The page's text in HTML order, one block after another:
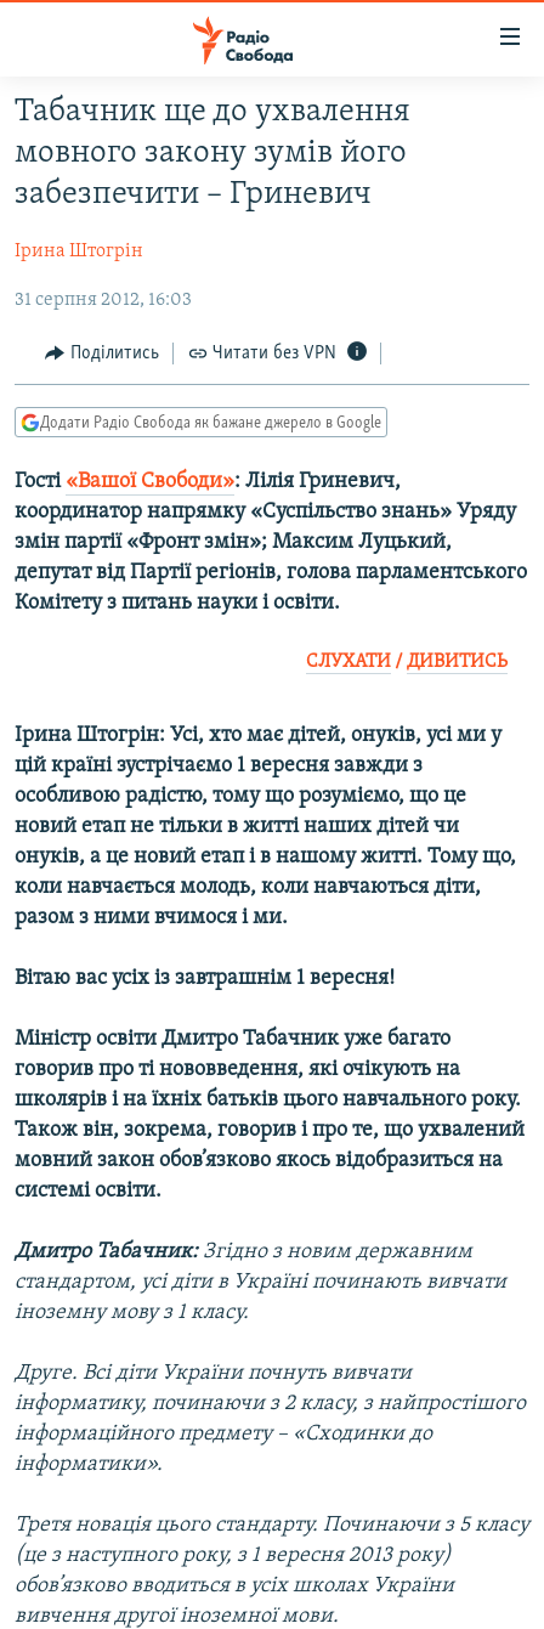
Перейти
до
основного
матеріалу
до
навігації
Перейти
РАДІО СВОБОДА – 70 РОКІВ
ВСЕ ЗА ДОБУ
ПОЛІТИКА
ЕКОНОМІКА
СУСПІЛЬСТВО
СПОРТ
УКРАЇНА
СВІТ
ВІЙНА
РОСІЙСЬКА «ФІЛЬТРАЦІЯ»
ДОНБАС.РЕАЛІЇ
КРИМ.РЕАЛІЇ
ТИ ЯК?
СХЕМИ
КИТАЙ.ВИКЛИКИ
МУЛЬТИМЕДІА
ФОТО
КРИМ РЕАЛІЇ
РУС
УКР
КТАТ
Усі сайти RFE/RL
Табачник ще до ухвалення
мовного закону зумів його
забезпечити – Гриневич
Ірина Штогрін
31 серпня 2012, 16:03
Поділитись Читати без VPN
Додати Радіо Свобода як бажане джерело в Google
Гості «Вашої Свободи»: Лілія Гриневич,
координатор напрямку «Суспільство знань» Уряду
змін партії «Фронт змін»; Максим Луцький,
депутат від Партії регіонів, голова парламентського
Комітету з питань науки і освіти.
СЛУХАТИ / ДИВИТИСЬ
Ірина Штогрін: Усі, хто має дітей, онуків, усі ми у
цій країні зустрічаємо 1 вересня завжди з
особливою радістю, тому що розуміємо, що це
новий етап не тільки в житті наших дітей чи
онуків, а це новий етап і в нашому житті. Тому що,
коли навчається молодь, коли навчаються діти,
разом з ними вчимося і ми.
Вітаю вас усіх із завтрашнім 1 вересня!
Міністр освіти Дмитро Табачник уже багато
говорив про ті нововведення, які очікують на
школярів і на їхніх батьків цього навчального року.
Також він, зокрема, говорив і про те, що ухвалений
мовний закон обов’язково якось відобразиться на
системі освіти.
Дмитро Табачник: Згідно з новим державним
стандартом, усі діти в Україні починають вивчати
іноземну мову з 1 класу.
Друге. Всі діти України почнуть вивчати
інформатику, починаючи з 2 класу, з найпростішого
інформаційного предмету – «Сходинки до
інформатики».
Третя новація цього стандарту. Починаючи з 5 класу
(це з наступного року, з 1 вересня 2013 року)
обов’язково вводиться в усіх школах України
вивчення другої іноземної мови.